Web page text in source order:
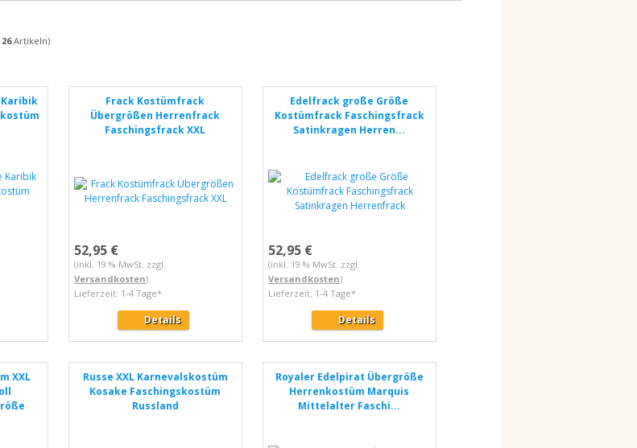
26Artikeln)
Frack Kostümfrack
Übergrößen Herrenfrack
Faschingsfrack XXL
52,95 €
(inkl. 19 % MwSt. zzgl.
Versandkosten)
Lieferzeit: 1-4 Tage*
Details
Edelfrack große Größe
Kostümfrack Faschingsfrack
Satinkragen Herren...
52,95 €
(inkl. 19 % MwSt. zzgl.
Versandkosten)
Lieferzeit: 1-4 Tage*
Details
XXL
Russe XXL Karnevalskostüm
Kosake Faschingskostüm
Russland
Royaler Edelpirat Übergröße
Herrenkostüm Marquis
Mittelalter Faschi...